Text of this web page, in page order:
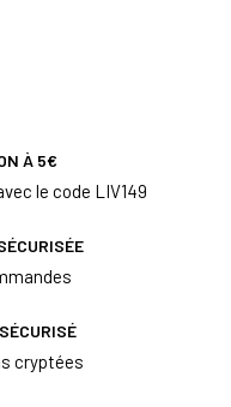
À 5€
le code LIV149
cryptées